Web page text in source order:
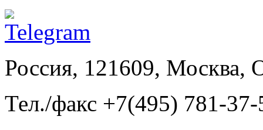
Россия, 121609, Москва,
Тел./факс +7(495) 781-37-